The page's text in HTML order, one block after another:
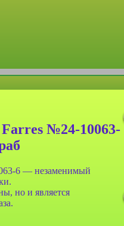
Farres №24-10063-
6 — незаменимый
но и является